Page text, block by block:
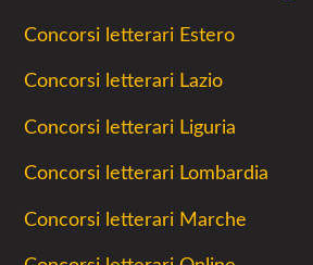
Concorsi letterari Estero
Concorsi letterari Lazio
Concorsi letterari Liguria
Concorsi letterari Lombardia
Concorsi letterari Marche